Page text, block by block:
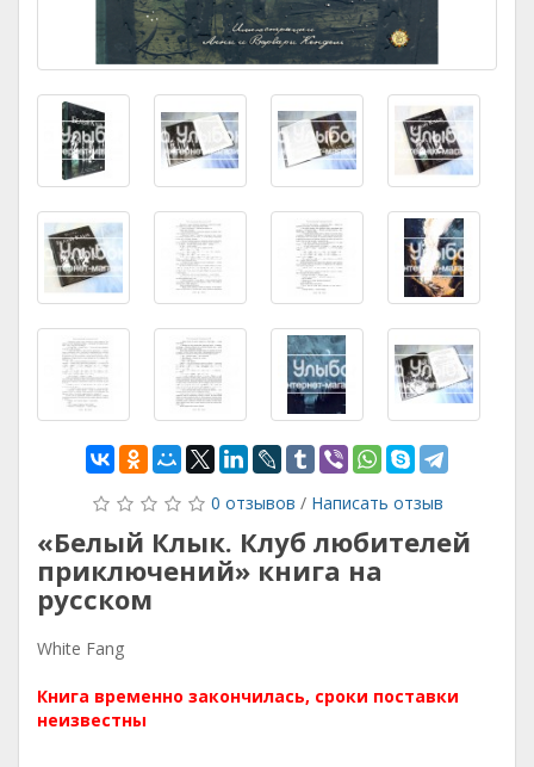
0 отзывов / Написать отзыв
«Белый Клык. Клуб любителей
приключений» книга на
русском
White Fang
Книга временно закончилась, сроки поставки
неизвестны